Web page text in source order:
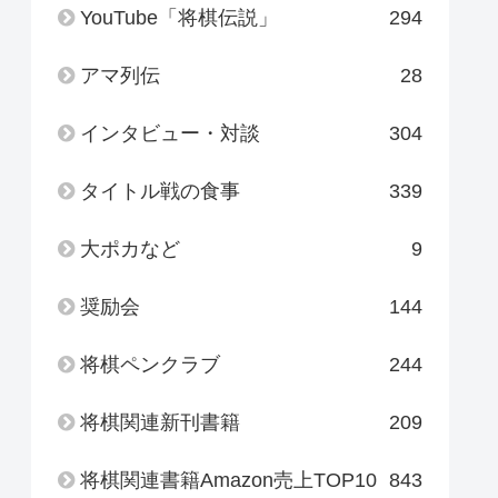
YouTube「将棋伝説」 294
アマ列伝 28
インタビュー・対談 304
タイトル戦の食事 339
大ポカなど 9
奨励会 144
将棋ペンクラブ 244
将棋関連新刊書籍 209
将棋関連書籍Amazon売上TOP10 843